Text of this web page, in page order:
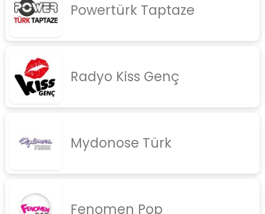
Powertürk Taptaze
Radyo Kiss Genç
Mydonose Türk
Fenomen Pop